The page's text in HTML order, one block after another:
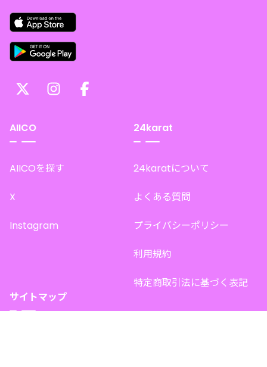
AIICO
AIICOを探す
X
Instagram
24karat
24karatについて
よくある質問
プライバシーポリシー
利用規約
特定商取引法に基づく表記
サイトマップ